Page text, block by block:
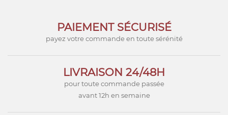
PAIEMENT SÉCURISÉ
payez votre commande en toute sérénité
LIVRAISON 24/48H
pour toute commande passée
avant 12h en semaine